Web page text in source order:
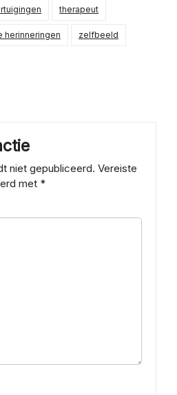
therapeut
herinneringen zelfbeeld
niet gepubliceerd. Vereiste
met *